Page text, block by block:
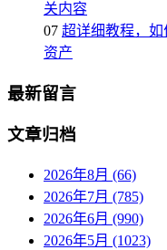
关内容
07 超详细教程，如
资产
最新留言
文章归档
2026年8月 (66)
2026年7月 (785)
2026年6月 (990)
2026年5月 (1023)